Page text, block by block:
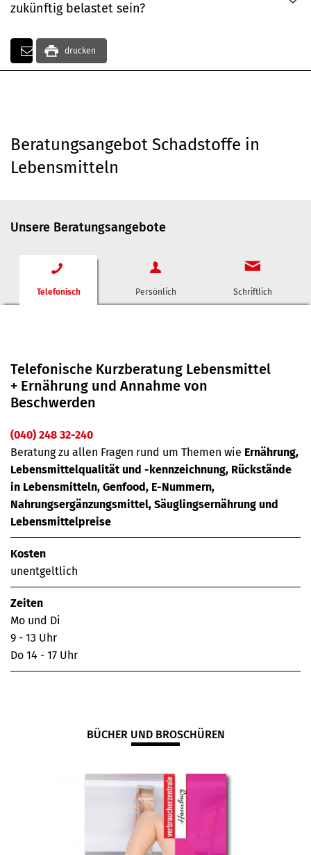
zukünftig belastet sein?
drucken
Beratungsangebot Schadstoffe in
Lebensmitteln
Unsere Beratungsangebote
Telefonisch Persönlich Schriftlich
Telefonische Kurzberatung Lebensmittel
+ Ernährung und Annahme von
Beschwerden
(040) 248 32-240
Beratung zu allen Fragen rund um Themen wie Ernährung,
Lebensmittelqualität und -kennzeichnung, Rückstände
in Lebensmitteln, Genfood, E-Nummern,
Nahrungsergänzungsmittel, Säuglingsernährung und
Lebensmittelpreise
Kosten
unentgeltlich
Zeiten
Mo und Di
9 - 13 Uhr
Do 14 - 17 Uhr
BÜCHER UND BROSCHÜREN